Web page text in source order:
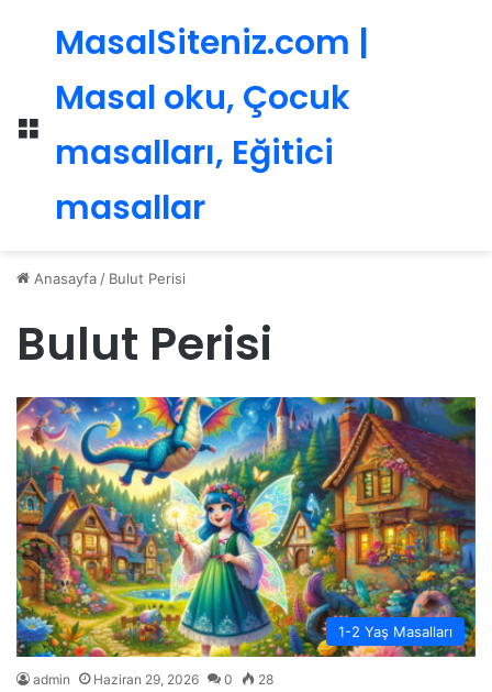
Menü
MasalSiteniz.com |
Masal oku, Çocuk
masalları, Eğitici
masallar
Anasayfa / Bulut Perisi
Bulut Perisi
1-2 Yaş Masalları
admin Haziran 29, 2026 0 28